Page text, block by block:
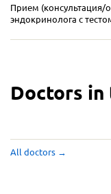
Прием (консультация/
эндокринолога с
Doctors
All doctors →